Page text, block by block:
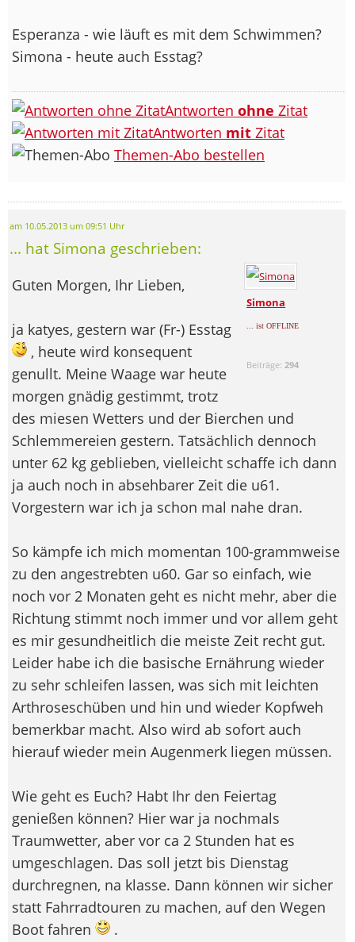
Esperanza - wie läuft es mit dem Schwimmen?
Simona - heute auch Esstag?
Antworten ohne Zitat
Antworten mit Zitat
Themen-Abo bestellen
am 10.05.2013 um 09:51 Uhr
... hat Simona geschrieben:
Simona
... ist OFFLINE
Beiträge: 294
Guten Morgen, Ihr Lieben,
ja katyes, gestern war (Fr-) Esstag
, heute wird konsequent
genullt. Meine Waage war heute
morgen gnädig gestimmt, trotz
des miesen Wetters und der Bierchen und
Schlemmereien gestern. Tatsächlich dennoch
unter 62 kg geblieben, vielleicht schaffe ich dann
ja auch noch in absehbarer Zeit die u61.
Vorgestern war ich ja schon mal nahe dran.
So kämpfe ich mich momentan 100-grammweise
zu den angestrebten u60. Gar so einfach, wie
noch vor 2 Monaten geht es nicht mehr, aber die
Richtung stimmt noch immer und vor allem geht
es mir gesundheitlich die meiste Zeit recht gut.
Leider habe ich die basische Ernährung wieder
zu sehr schleifen lassen, was sich mit leichten
Arthroseschüben und hin und wieder Kopfweh
bemerkbar macht. Also wird ab sofort auch
hierauf wieder mein Augenmerk liegen müssen.
Wie geht es Euch? Habt Ihr den Feiertag
genießen können? Hier war ja nochmals
Traumwetter, aber vor ca 2 Stunden hat es
umgeschlagen. Das soll jetzt bis Dienstag
durchregnen, na klasse. Dann können wir sicher
statt Fahrradtouren zu machen, auf den Wegen
Boot fahren
.